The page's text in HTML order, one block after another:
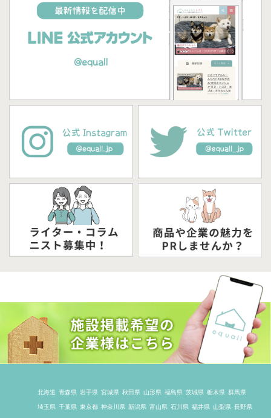
北海道 青森県 岩手県 宮城県 秋田県 山形県 福島県 茨城県 栃木県 群馬県
埼玉県 千葉県 東京都 神奈川県 新潟県 富山県 石川県 福井県 山梨県 長野県